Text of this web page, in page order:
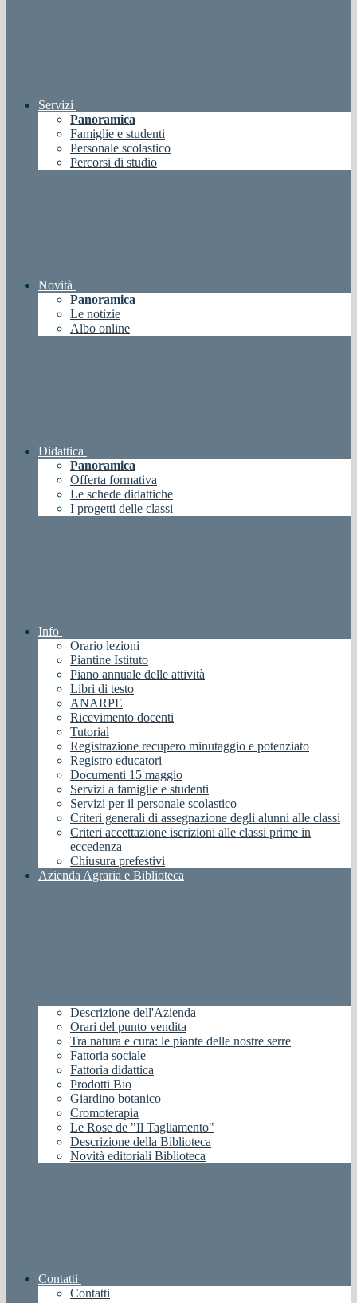
Servizi
Panoramica
Famiglie e studenti
Personale scolastico
Percorsi di studio
Novità
Panoramica
Le notizie
Albo online
Didattica
Panoramica
Offerta formativa
Le schede didattiche
I progetti delle classi
Info
Orario lezioni
Piantine Istituto
Piano annuale delle attività
Libri di testo
ANARPE
Ricevimento docenti
Tutorial
Registrazione recupero minutaggio e potenziato
Registro educatori
Documenti 15 maggio
Servizi a famiglie e studenti
Servizi per il personale scolastico
Criteri generali di assegnazione degli alunni alle classi
Criteri accettazione iscrizioni alle classi prime in
eccedenza
Chiusura prefestivi
Azienda Agraria e Biblioteca
Descrizione dell'Azienda
Orari del punto vendita
Tra natura e cura: le piante delle nostre serre
Fattoria sociale
Fattoria didattica
Prodotti Bio
Giardino botanico
Cromoterapia
Le Rose de "Il Tagliamento"
Descrizione della Biblioteca
Novità editoriali Biblioteca
Contatti
Contatti